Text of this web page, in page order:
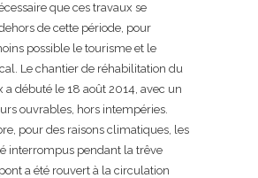
que ces travaux se
de cette période, pour
possible le tourisme et le
Le chantier de réhabilitation du
a débuté le 18 août 2014, avec un
ouvrables, hors intempéries.
pour des raisons climatiques, les
interrompus pendant la trêve
a été rouvert à la circulation